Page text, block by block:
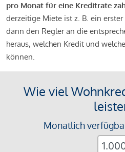
pro Monat für eine Kreditrate
derzeitige Miete ist z. B. ein
dann den Regler an die
heraus, welchen Kredit und
können.
Wie viel
Monatlich